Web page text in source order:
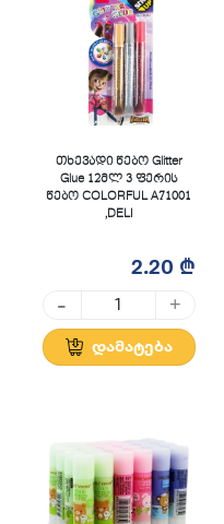
თხევადი წებო Glitter
Glue 12მლ 3 ფერის
წებო COLORFUL A71001
,DELI
2.20 ₾
- +
დამატება